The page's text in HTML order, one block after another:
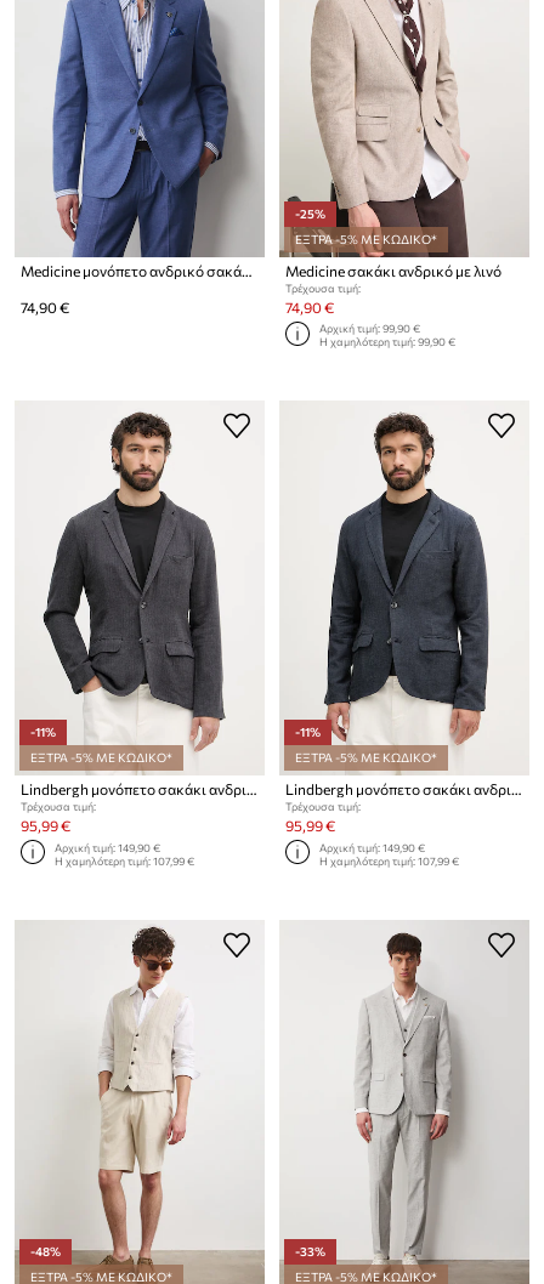
Medicine μονόπετο ανδρικό σακάκι με λινό
74,90 €
-25%
ΕΞΤΡΑ -5% ΜΕ ΚΩΔΙΚΟ*
Medicine σακάκι ανδρικό με λινό
Τρέχουσα τιμή:
74,90 €
Αρχική τιμή:99,90 €
Η χαμηλότερη τιμή:99,90 €
-11%
ΕΞΤΡΑ -5% ΜΕ ΚΩΔΙΚΟ*
Lindbergh μονόπετο σακάκι ανδρικό με λινό
Τρέχουσα τιμή:
95,99 €
Αρχική τιμή:149,90 €
Η χαμηλότερη τιμή:107,99 €
-11%
ΕΞΤΡΑ -5% ΜΕ ΚΩΔΙΚΟ*
Lindbergh μονόπετο σακάκι ανδρικό με λινό
Τρέχουσα τιμή:
95,99 €
Αρχική τιμή:149,90 €
Η χαμηλότερη τιμή:107,99 €
-48%
ΕΞΤΡΑ -5% ΜΕ ΚΩΔΙΚΟ*
-33%
ΕΞΤΡΑ -5% ΜΕ ΚΩΔΙΚΟ*